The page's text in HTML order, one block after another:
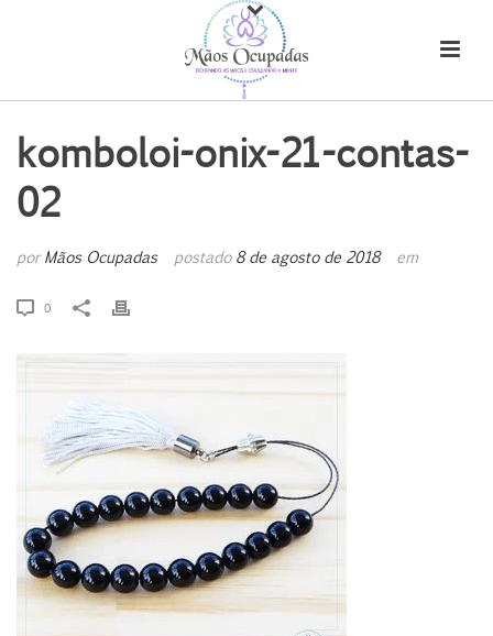
komboloi-onix-21-contas-
02
porMãos Ocupadas postado 8 de agosto de 2018 em
0